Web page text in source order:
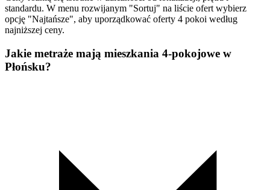
standardu. W menu rozwijanym "Sortuj" na liście ofert wybierz
opcję "Najtańsze", aby uporządkować oferty 4 pokoi według
najniższej ceny.
Jakie metraże mają mieszkania 4-pokojowe w
Płońsku?